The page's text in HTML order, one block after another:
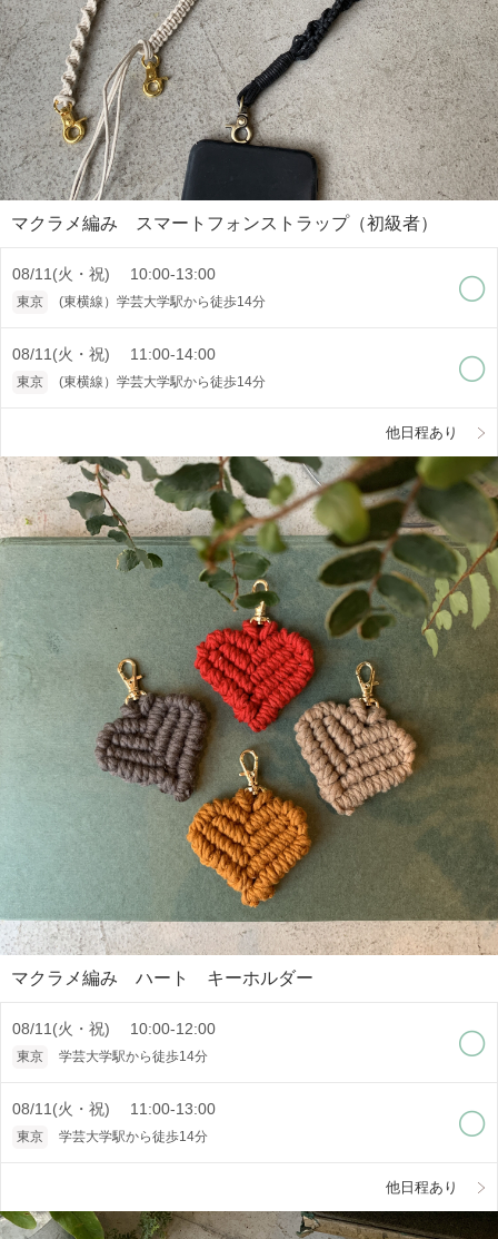
マクラメ編み スマートフォンストラップ（初級者）
08/11(火・祝) 10:00-13:00
東京 (東横線）学芸大学駅から徒歩14分
08/11(火・祝) 11:00-14:00
東京 (東横線）学芸大学駅から徒歩14分
他日程あり
マクラメ編み ハート キーホルダー
08/11(火・祝) 10:00-12:00
東京 学芸大学駅から徒歩14分
08/11(火・祝) 11:00-13:00
東京 学芸大学駅から徒歩14分
他日程あり